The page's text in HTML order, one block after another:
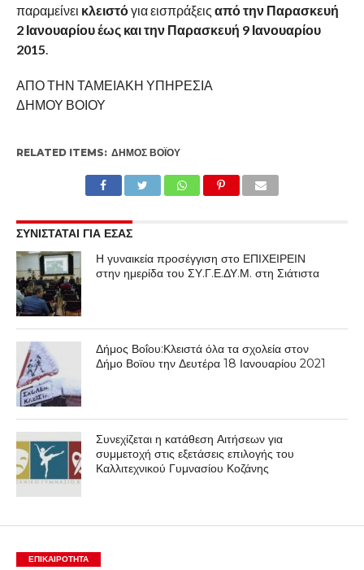
παραμείνει κλειστόγια εισπράξεις από την Παρασκευή
2 Ιανουαρίου έως και την Παρασκευή 9 Ιανουαρίου
2015.
ΑΠΟ ΤΗΝ ΤΑΜΕΙΑΚΗ ΥΠΗΡΕΣΙΑ
ΔΗΜΟΥ ΒΟΙΟΥ
RELATED ITEMS: ΔΉΜΟΣ ΒΟΪ́ΟΥ
ΣΥΝΙΣΤΑΤΑΙ ΓΙΑ ΕΣΑΣ
Η γυναικεία προσέγγιση στο ΕΠΙΧΕΙΡΕΙΝ
στην ημερίδα του ΣΥ.Γ.Ε.ΔΥ.Μ. στη Σιάτιστα
Δήμος Βοΐου:Κλειστά όλα τα σχολεία στον
Δήμο Βοϊου την Δευτέρα 18 Ιανουαρίου 2021
Συνεχίζεται η κατάθεση Αιτήσεων για
συμμετοχή στις εξετάσεις επιλογής του
Καλλιτεχνικού Γυμνασίου Κοζάνης
ΕΠΙΚΑΙΡΟΤΗΤΑ